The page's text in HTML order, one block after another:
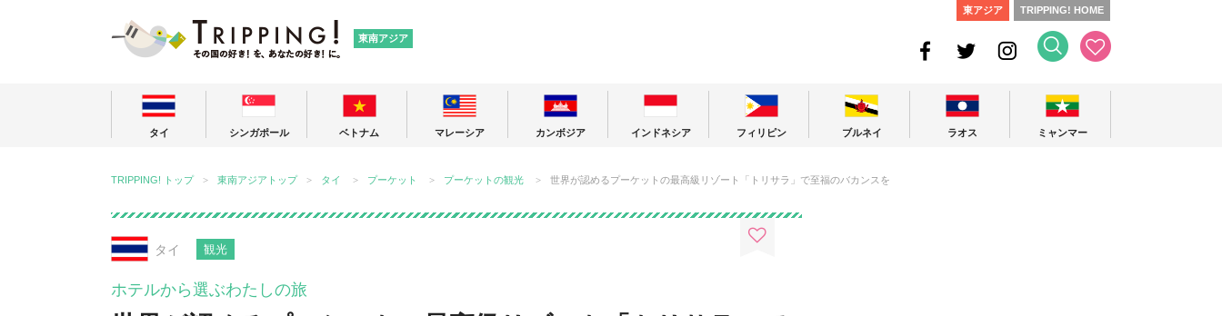
東南アジア
東アジア TRIPPING! HOME
タイ シンガポール ベトナム マレーシア カンボジア インドネシア フィリピン ブルネイ ラオス ミャンマー
TRIPPING! トップ 東南アジアトップ タイ プーケット プーケットの観光 世界が認めるプーケットの最高級リゾート「トリサラ」で至福のバカンスを
タイ 観光
ホテルから選ぶわたしの旅